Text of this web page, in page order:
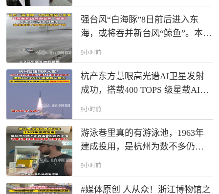
强台风“白海豚”8日前后进入东
海，或将吞并新台风“鲸鱼”。本周
末浙江有大到暴雨，沿海风力明
显增大。
9小时前
杭产东方慧眼高光谱AI卫星发射
成功，搭载400 TOPS 级星载AI算
力，监测响应速度从数天/小时级
压缩到分钟级。为杭州智造点
赞！
9小时前
游泳巷里真的有游泳池，1963年
建成投用，是杭州为数不多仍运
营的露天泳池，泳客大部分是周
围邻居，还有外国人。
9小时前
#媒体原创 人从众！浙江博物馆之